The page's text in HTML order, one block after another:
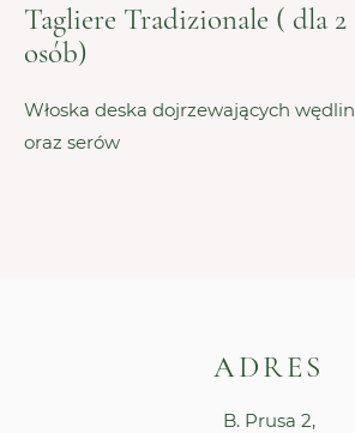
Tagliere Tradizionale ( dla 2
osób)
Włoska deska dojrzewających wędlin
oraz serów
ADRES
B. Prusa 2,